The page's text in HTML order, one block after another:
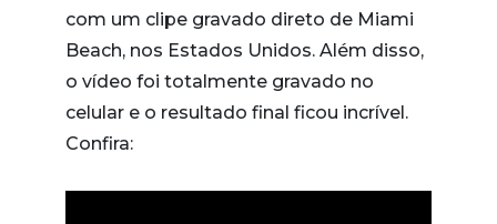
com um clipe gravado direto de Miami
Beach, nos Estados Unidos. Além disso,
o vídeo foi totalmente gravado no
celular e o resultado final ficou incrível.
Confira: